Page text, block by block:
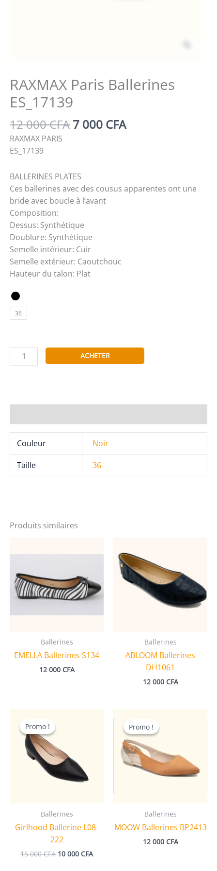
RAXMAX Paris Ballerines
ES_17139
12 000CFA Le
12
000 CFA.
7 000 CFALe
000 CFA.
RAXMAX PARIS
ES_17139
BALLERINES PLATES
Ces ballerines avec des cousus apparentes ont une
bride avec boucle à l’avant
Composition:
Dessus: Synthétique
Doublure: Synthétique
Semelle intérieur: Cuir
Semelle extérieur: Caoutchouc
Hauteur du talon: Plat
36
quantité
de
ACHETER
Couleur Noir
Taille 36
Produits similaires
Ballerines
EMELLA Ballerines S134
12 000 CFA
Ballerines
ABLOOM Ballerines
DH1061
12 000 CFA
Promo !
Promo !
Ballerines
Girlhood Ballerine L08-
222
15 000CFA Le
10 000 CFALe
Promo !
Promo !
Ballerines
MOOW Ballerines BP2413
12 000 CFA